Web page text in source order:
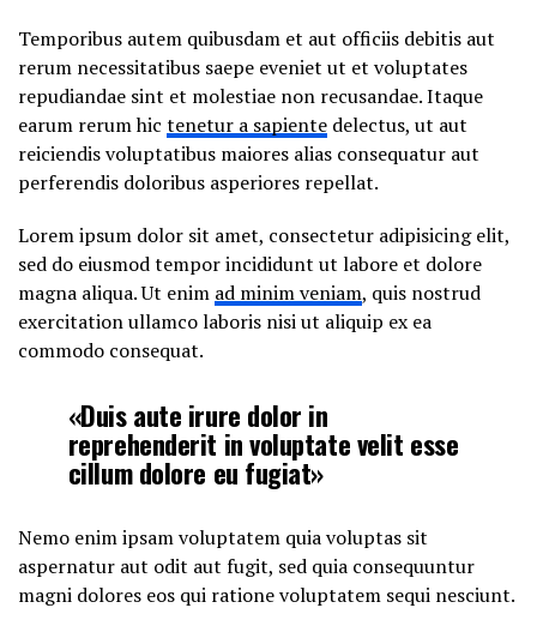
Temporibus autem quibusdam et aut officiis debitis aut
rerum necessitatibus saepe eveniet ut et voluptates
repudiandae sint et molestiae non recusandae. Itaque
earum rerum hic tenetur a sapiente delectus, ut aut
reiciendis voluptatibus maiores alias consequatur aut
perferendis doloribus asperiores repellat.
Lorem ipsum dolor sit amet, consectetur adipisicing elit,
sed do eiusmod tempor incididunt ut labore et dolore
magna aliqua. Ut enim ad minim veniam, quis nostrud
exercitation ullamco laboris nisi ut aliquip ex ea
commodo consequat.
«Duis aute irure dolor in
reprehenderit in voluptate velit esse
cillum dolore eu fugiat»
Nemo enim ipsam voluptatem quia voluptas sit
aspernatur aut odit aut fugit, sed quia consequuntur
magni dolores eos qui ratione voluptatem sequi nesciunt.